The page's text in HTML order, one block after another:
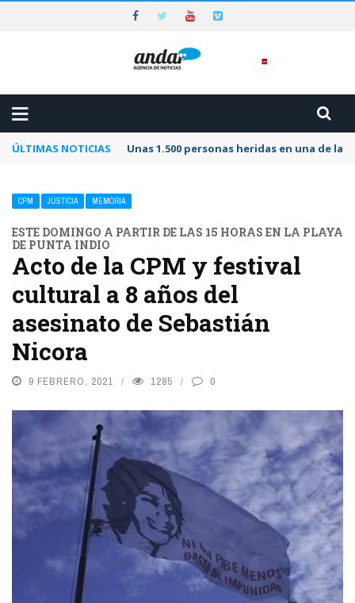
ÚLTIMAS NOTICIAS Unas 1.500 personas heridas en una de
CPM JUSTICIA MEMORIA
ESTE DOMINGO A PARTIR DE LAS 15 HORAS EN LA PLAYA
DE PUNTA INDIO
Acto de la CPM y festival
cultural a 8 años del
asesinato de Sebastián
Nicora
9 FEBRERO, 2021 1285 0